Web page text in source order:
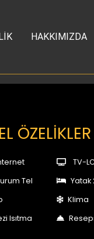
HAKKIMIZDA
ÖZELİKLER
TV-
Tel
Yatak
Klima
Isıtma